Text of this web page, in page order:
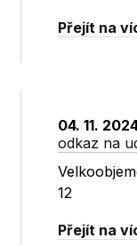
Přejít na
04. 11.
odkaz na
12
Přejít na